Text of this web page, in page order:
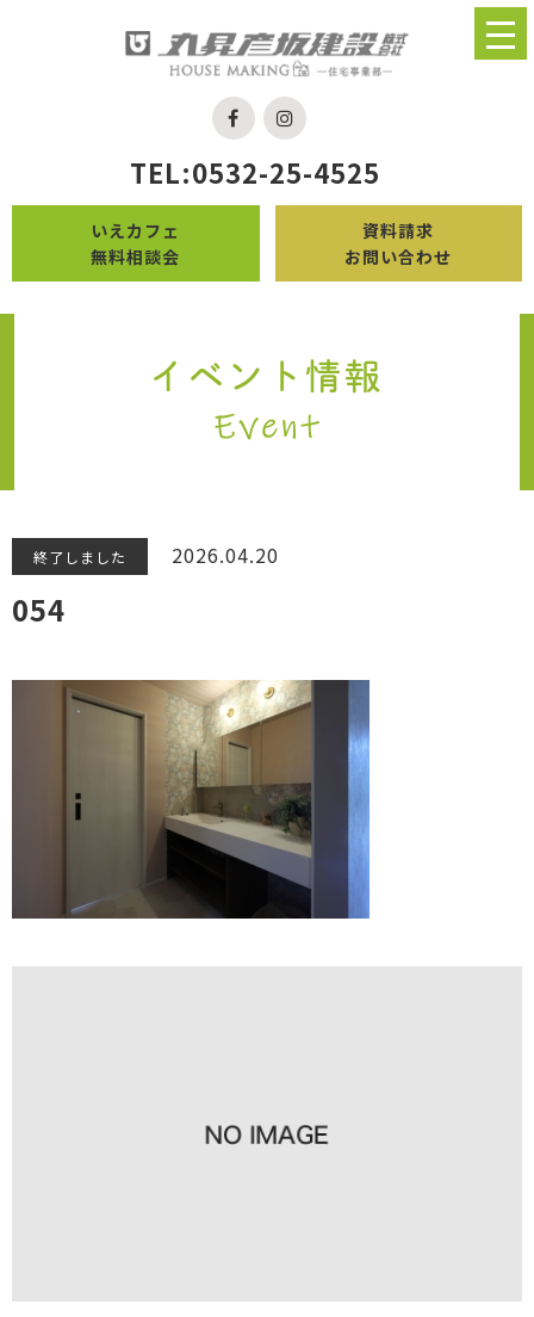
TEL:0532-25-4525
いえカフェ
無料相談会
資料請求
お問い合わせ
終了しました 2026.04.20
054